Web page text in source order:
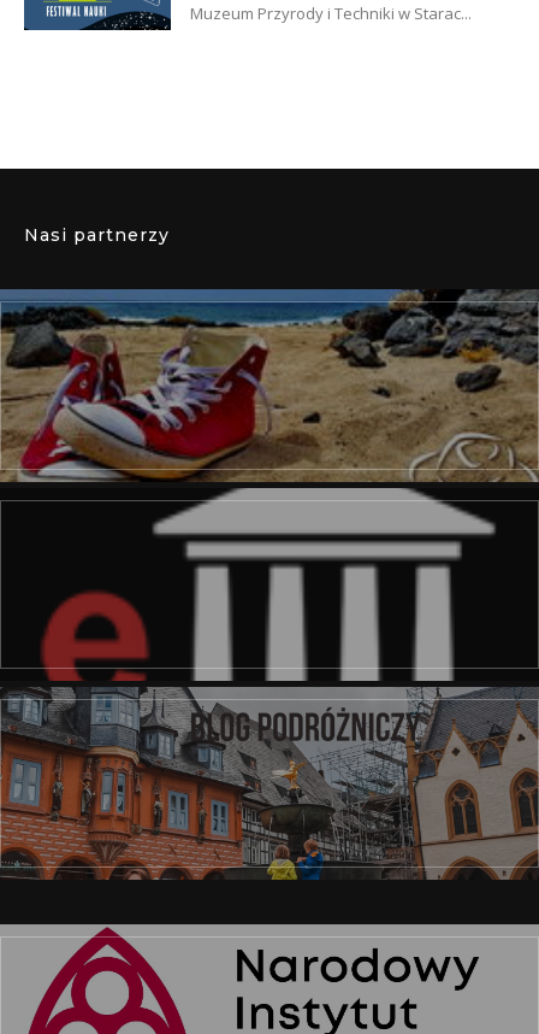
Muzeum Przyrody i Techniki w Starac...
Nasi partnerzy